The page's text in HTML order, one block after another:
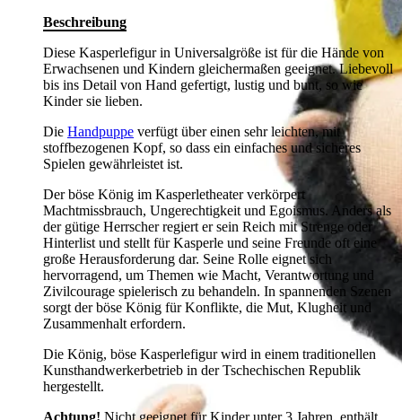
Beschreibung
Diese Kasperlefigur in Universalgröße ist für die Hände von
Erwachsenen und Kindern gleichermaßen geeignet. Liebevoll
bis ins Detail von Hand gefertigt, lustig und bunt, so wie
Kinder sie lieben.
Die Handpuppe verfügt über einen sehr leichten, mit
stoffbezogenen Kopf, so dass ein einfaches und sicheres
Spielen gewährleistet ist.
Der böse König im Kasperletheater verkörpert
Machtmissbrauch, Ungerechtigkeit und Egoismus. Anders als
der gütige Herrscher regiert er sein Reich mit Strenge oder
Hinterlist und stellt für Kasperle und seine Freunde oft eine
große Herausforderung dar. Seine Rolle eignet sich
hervorragend, um Themen wie Macht, Verantwortung und
Zivilcourage spielerisch zu behandeln. In spannenden Szenen
sorgt der böse König für Konflikte, die Mut, Klugheit und
Zusammenhalt erfordern.
Die König, böse Kasperlefigur wird in einem traditionellen
Kunsthandwerkerbetrieb in der Tschechischen Republik
hergestellt.